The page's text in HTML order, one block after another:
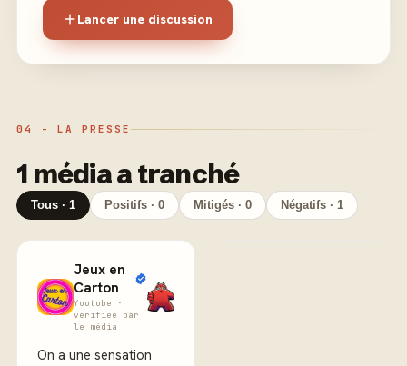
Lancer une discussion
04 - LA PRESSE
1 média a tranché
Tous · 1 Positifs · 0 Mitigés · 0 Négatifs · 1
Jeux en
Carton
Youtube ·
vérifiée par
le média
On a une sensation